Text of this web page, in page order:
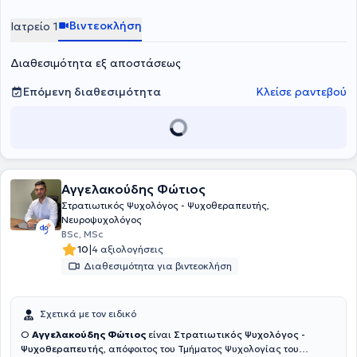
ατομικές ψυχοθεραπευτικές συνεδρίες ενηλίκων και εφήβων στο
πλαίσιο αιτημάτων που αφορούν σε άγχος, φοβίες, κρίσεις
διαχείριση πένθους και διαχείριση διαπροσωπικών δυσκολιών.
Ιατρείο 1 Βιντεοκλήση
Διαθεσιμότητα εξ αποστάσεως
Επόμενη διαθεσιμότητα
Κλείσε ραντεβού
Αγγελακούδης Φώτιος
Στρατιωτικός Ψυχολόγος - Ψυχοθεραπευτής,
Νευροψυχολόγος
BSc, MSc
10|4 αξιολογήσεις
Διαθεσιμότητα για βιντεοκλήση
Σχετικά με τον ειδικό
Ο Αγγελακούδης Φώτιος είναι Στρατιωτικός Ψυχολόγος -
Ψυχοθεραπευτής, απόφοιτος του Τμήματος Ψυχολογίας του